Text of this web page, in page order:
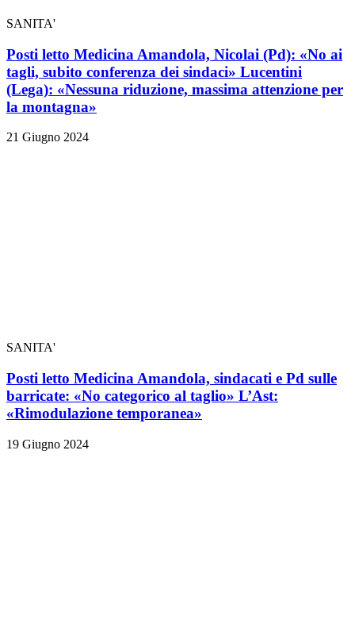
SANITA'
Posti letto Medicina Amandola, Nicolai (Pd): «No ai
tagli, subito conferenza dei sindaci» Lucentini
(Lega): «Nessuna riduzione, massima attenzione per
la montagna»
21 Giugno 2024
SANITA'
Posti letto Medicina Amandola, sindacati e Pd sulle
barricate: «No categorico al taglio» L’Ast:
«Rimodulazione temporanea»
19 Giugno 2024